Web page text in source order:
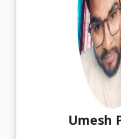
Umesh